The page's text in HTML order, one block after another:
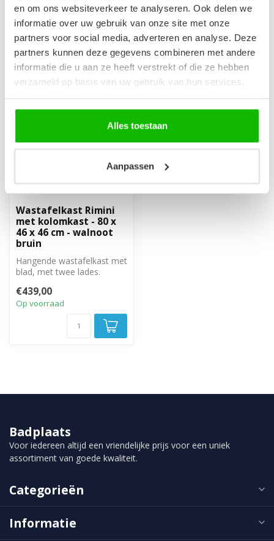
en om ons websiteverkeer te analyseren. Ook delen we
informatie over uw gebruik van onze site met onze
partners voor social media, adverteren en analyse. Deze
partners kunnen deze gegevens combineren met andere
informatie die u aan ze heeft verstrekt of die ze hebben
verzameld op basis van uw gebruik van hun services.
Alles toestaan
Aanpassen
Recent bekeken
Wastafelkast Rimini
met kolomkast - 80 x
46 x 46 cm - walnoot
bruin
Hangende wastafelkast met
blad, met twee lades.
€439,00
Op voorraad
Badplaats
Voor iedereen altijd een vriendelijke prijs voor een uniek
assortiment van goede kwaliteit.
Categorieën
Informatie